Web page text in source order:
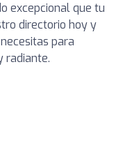
excepcional que tu
directorio hoy y
para
radiante.